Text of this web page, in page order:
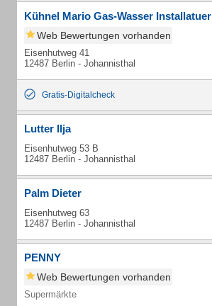
Kühnel Mario Gas-Wasser Installatuer
Web Bewertungen vorhanden
Eisenhutweg 41
12487 Berlin - Johannisthal
Gratis-Digitalcheck
Lutter Ilja
Eisenhutweg 53 B
12487 Berlin - Johannisthal
Palm Dieter
Eisenhutweg 63
12487 Berlin - Johannisthal
PENNY
Web Bewertungen vorhanden
Supermärkte